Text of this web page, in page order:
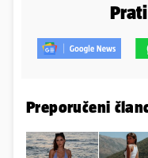
Preporučeni